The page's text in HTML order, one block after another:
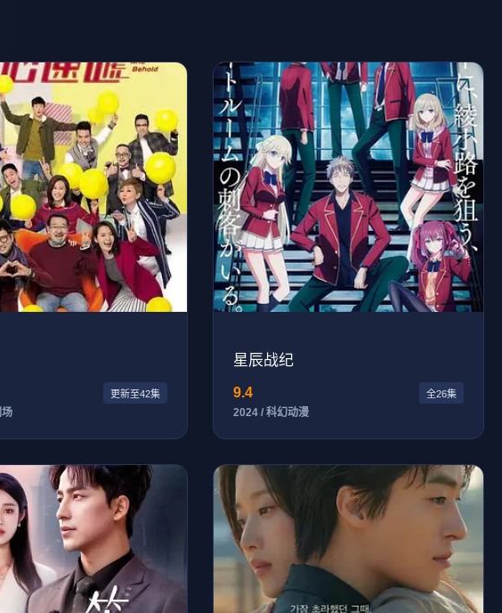
更新至42集
星辰战纪
9.4 全26集
2024 / 科幻动漫